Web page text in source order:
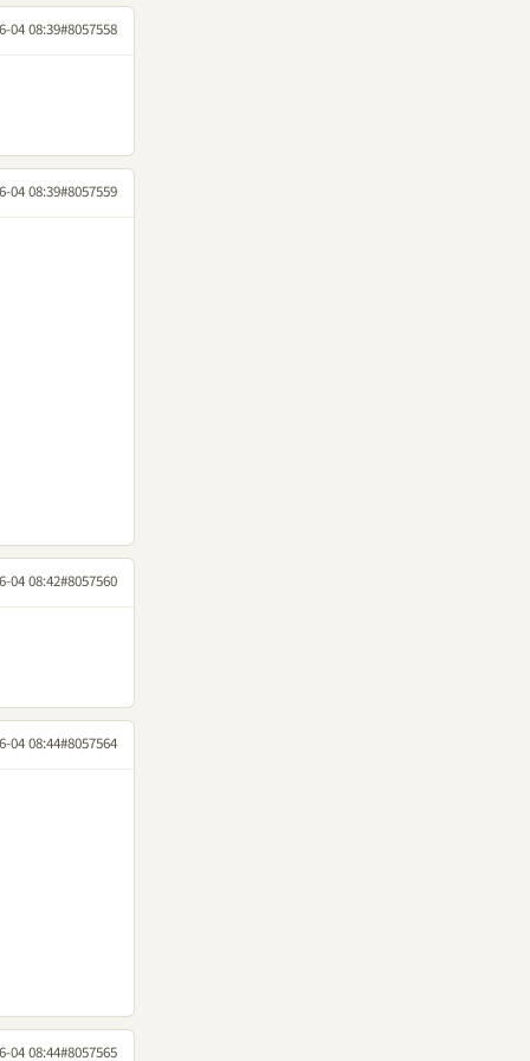
04 08:39#8057558
04 08:39#8057559
04 08:42#8057560
04 08:44#8057564
04 08:44#8057565